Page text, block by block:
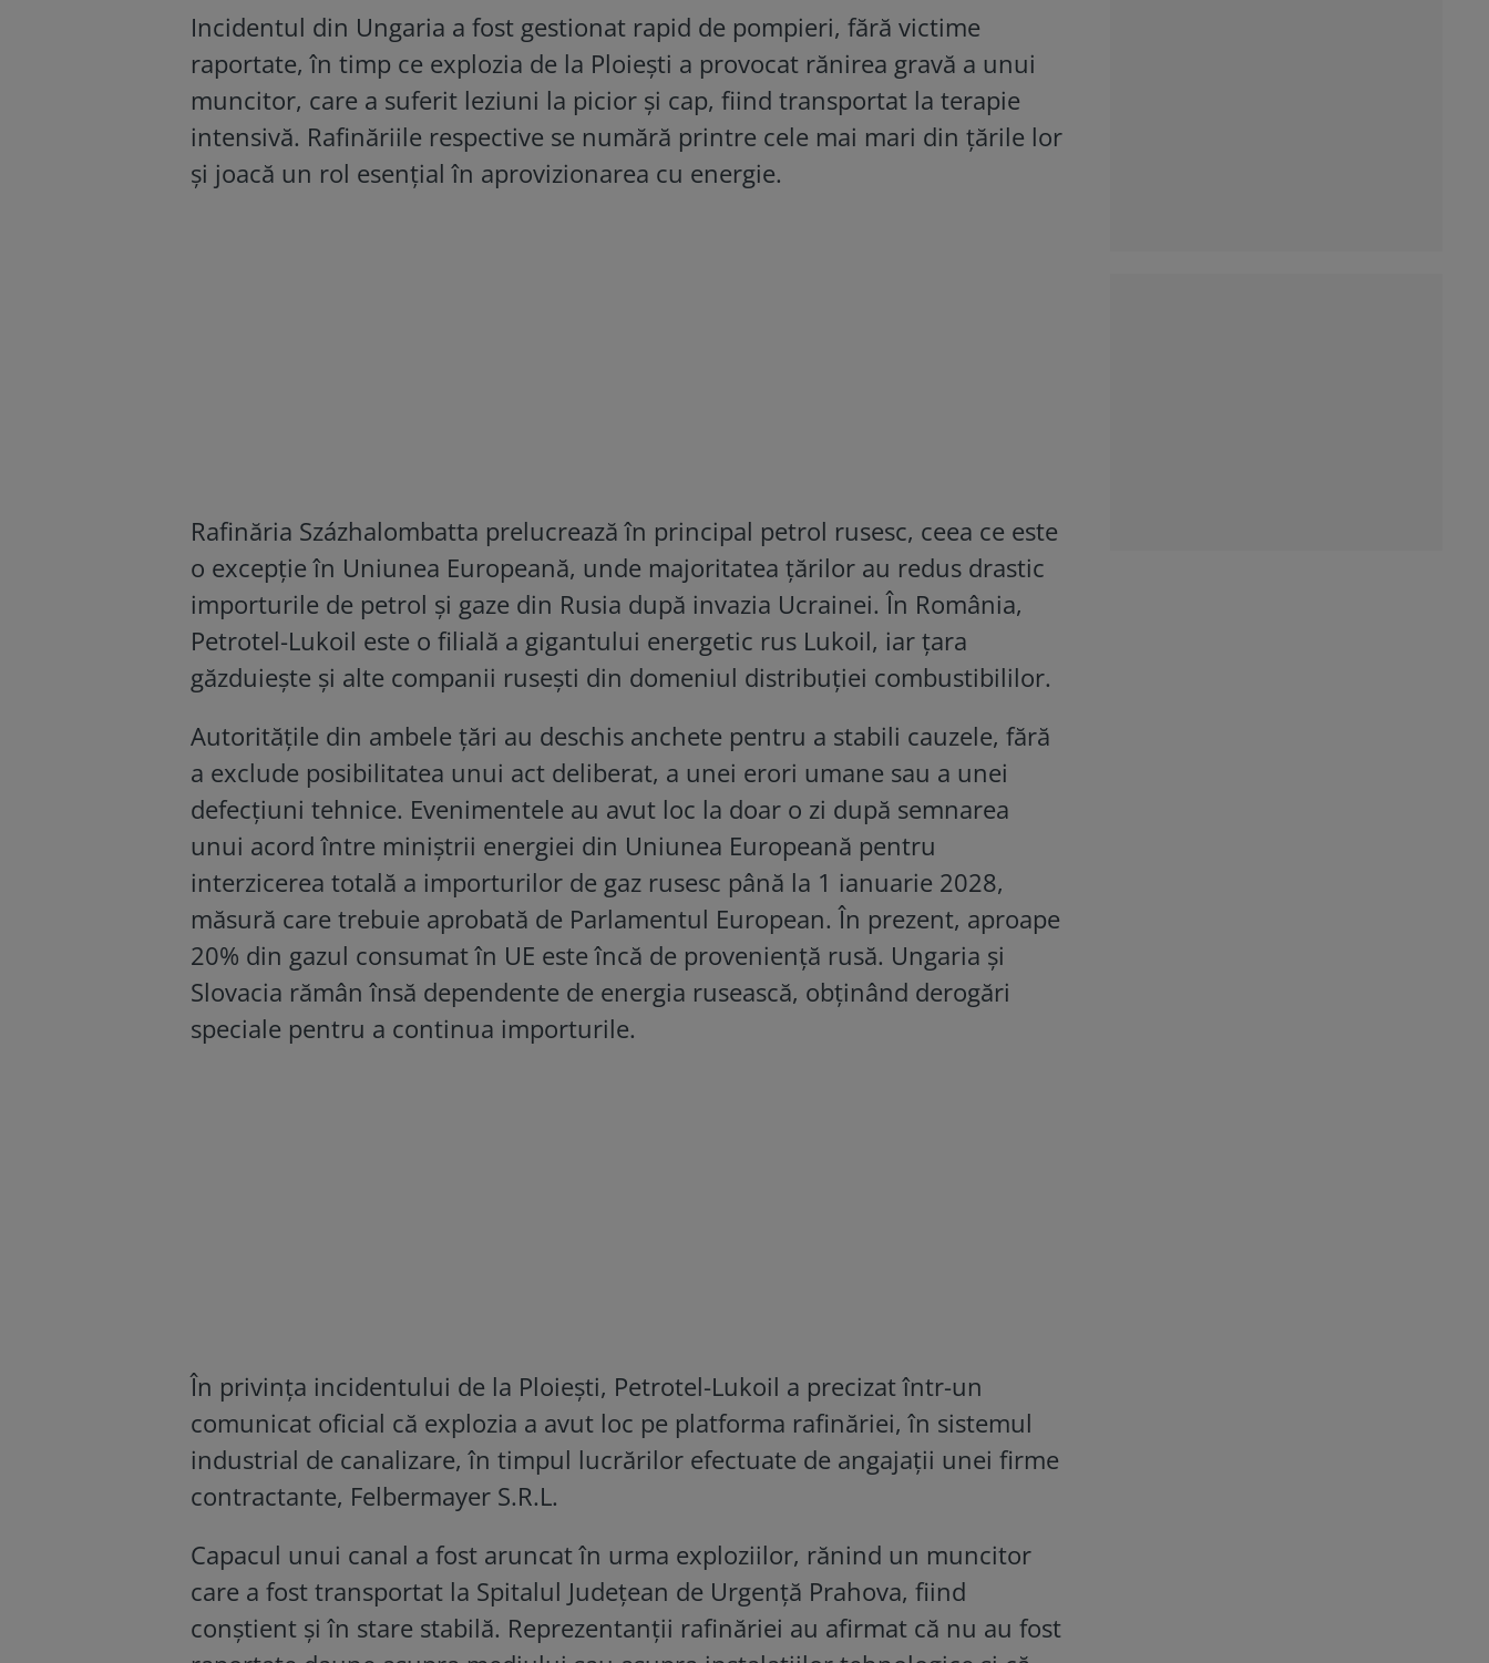
Incidentul din Ungaria a fost gestionat rapid de pompieri, fără victime
raportate, în timp ce explozia de la Ploiești a provocat rănirea gravă a unui
muncitor, care a suferit leziuni la picior și cap, fiind transportat la terapie
intensivă. Rafinăriile respective se numără printre cele mai mari din țările lor
și joacă un rol esențial în aprovizionarea cu energie.
Rafinăria Százhalombatta prelucrează în principal petrol rusesc, ceea ce este
o excepție în Uniunea Europeană, unde majoritatea țărilor au redus drastic
importurile de petrol și gaze din Rusia după invazia Ucrainei. În România,
Petrotel-Lukoil este o filială a gigantului energetic rus Lukoil, iar țara
găzduiește și alte companii rusești din domeniul distribuției combustibililor.
Autoritățile din ambele țări au deschis anchete pentru a stabili cauzele, fără
a exclude posibilitatea unui act deliberat, a unei erori umane sau a unei
defecțiuni tehnice. Evenimentele au avut loc la doar o zi după semnarea
unui acord între miniștrii energiei din Uniunea Europeană pentru
interzicerea totală a importurilor de gaz rusesc până la 1 ianuarie 2028,
măsură care trebuie aprobată de Parlamentul European. În prezent, aproape
20% din gazul consumat în UE este încă de proveniență rusă. Ungaria și
Slovacia rămân însă dependente de energia rusească, obținând derogări
speciale pentru a continua importurile.
În privința incidentului de la Ploiești, Petrotel-Lukoil a precizat într-un
comunicat oficial că explozia a avut loc pe platforma rafinăriei, în sistemul
industrial de canalizare, în timpul lucrărilor efectuate de angajații unei firme
contractante, Felbermayer S.R.L.
Capacul unui canal a fost aruncat în urma exploziilor, rănind un muncitor
care a fost transportat la Spitalul Județean de Urgență Prahova, fiind
conștient și în stare stabilă. Reprezentanții rafinăriei au afirmat că nu au fost